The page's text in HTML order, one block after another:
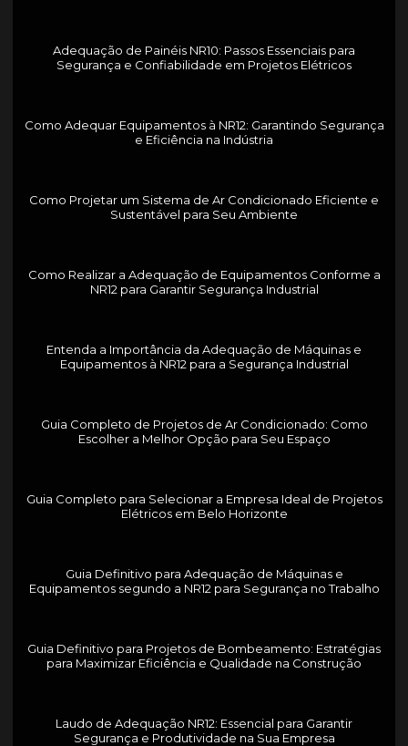
Adequação de Painéis NR10: Passos Essenciais para
Segurança e Confiabilidade em Projetos Elétricos
Como Adequar Equipamentos à NR12: Garantindo Segurança
e Eficiência na Indústria
Como Projetar um Sistema de Ar Condicionado Eficiente e
Sustentável para Seu Ambiente
Como Realizar a Adequação de Equipamentos Conforme a
NR12 para Garantir Segurança Industrial
Entenda a Importância da Adequação de Máquinas e
Equipamentos à NR12 para a Segurança Industrial
Guia Completo de Projetos de Ar Condicionado: Como
Escolher a Melhor Opção para Seu Espaço
Guia Completo para Selecionar a Empresa Ideal de Projetos
Elétricos em Belo Horizonte
Guia Definitivo para Adequação de Máquinas e
Equipamentos segundo a NR12 para Segurança no Trabalho
Guia Definitivo para Projetos de Bombeamento: Estratégias
para Maximizar Eficiência e Qualidade na Construção
Laudo de Adequação NR12: Essencial para Garantir
Segurança e Produtividade na Sua Empresa